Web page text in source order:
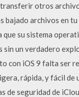
otros
bajado archivos en
que su sistema
sin un verdadero
con iOS 9 falta ser
rápida, y fácil
de seguridad de